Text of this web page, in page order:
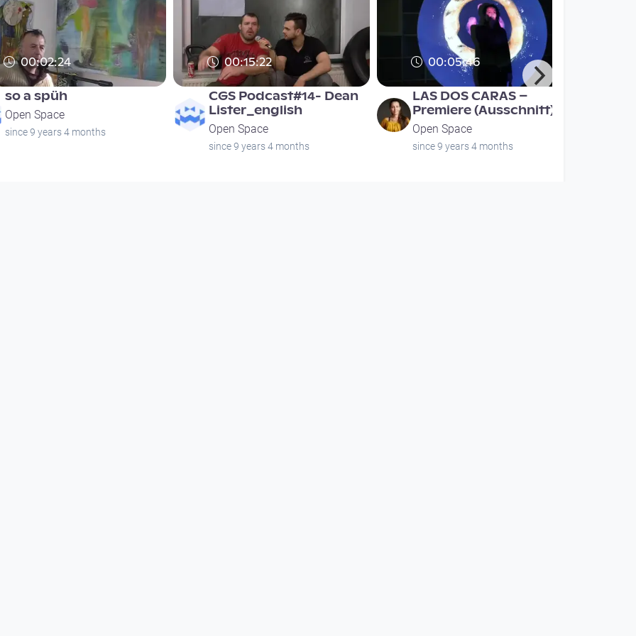
00:02:24
so a spüh
Open Space
since 9 years 4 months
00:15:22
CGS Podcast#14- Dean
Lister_english
Open Space
since 9 years 4 months
00:05:46
LAS DOS CARAS –
Premiere (Ausschnitt)
Open Space
since 9 years 4 months